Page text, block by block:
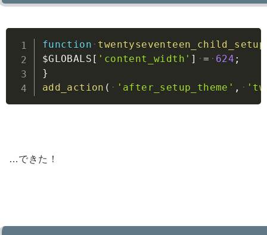
function twentyseventeen_child_setup
$GLOBALS [ 'content_width' ] = 624 ;
}
add_action ( 'after_setup_theme' ,
Copy
…できた！